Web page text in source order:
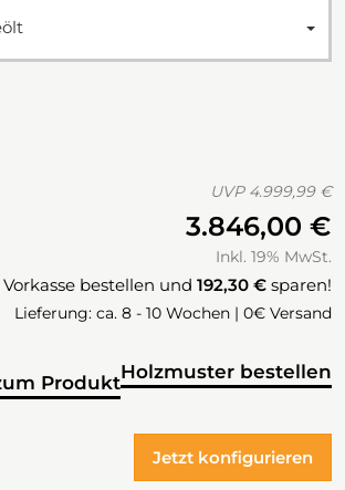
UVP 4.999,99 €
3.846,00 €
Inkl. 19% MwSt.
bestellen und 192,30 € sparen!
Lieferung: ca. 8 - 10 Wochen | 0€ Versand
Holzmuster bestellen
Produkt
Jetzt konfigurieren